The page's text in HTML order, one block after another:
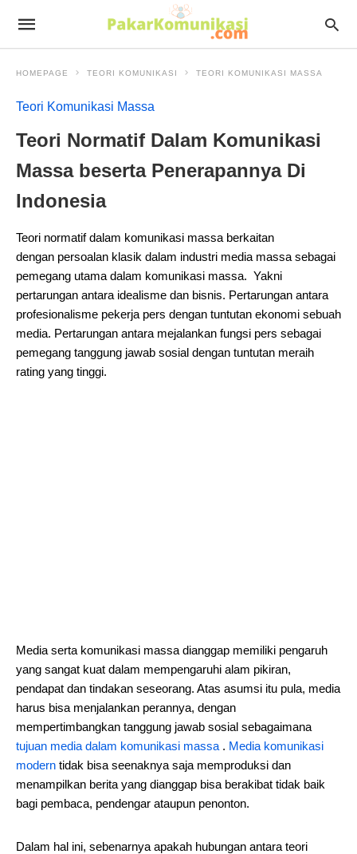
HOMEPAGE TEORI KOMUNIKASI TEORI KOMUNIKASI MASSA
Teori Komunikasi Massa
Teori Normatif Dalam Komunikasi
Massa beserta Penerapannya Di
Indonesia
Teori normatif dalam komunikasi massa berkaitan
dengan persoalan klasik dalam industri media massa sebagai
pemegang utama dalam komunikasi massa. Yakni
pertarungan antara idealisme dan bisnis. Pertarungan antara
profesionalisme pekerja pers dengan tuntutan ekonomi sebuah
media. Pertarungan antara mejalankan fungsi pers sebagai
pemegang tanggung jawab sosial dengan tuntutan meraih
rating yang tinggi.
Media serta komunikasi massa dianggap memiliki pengaruh
yang sangat kuat dalam mempengaruhi alam pikiran,
pendapat dan tindakan seseorang. Atas asumsi itu pula, media
harus bisa menjalankan perannya, dengan
mempertimbangkan tanggung jawab sosial sebagaimana
tujuan media dalam komunikasi massa . Media komunikasi
modern tidak bisa seenaknya saja memproduksi dan
menampilkan berita yang dianggap bisa berakibat tidak baik
bagi pembaca, pendengar ataupun penonton.
Dalam hal ini, sebenarnya apakah hubungan antara teori